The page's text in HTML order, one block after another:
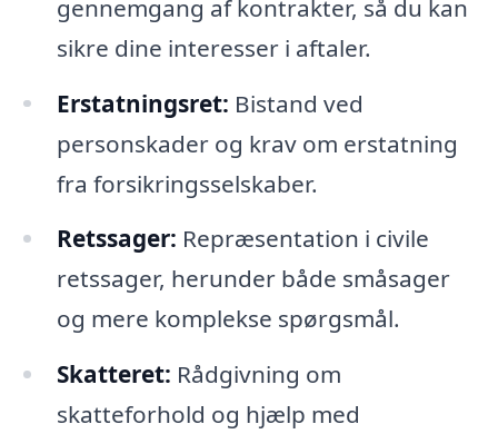
gennemgang af kontrakter, så du kan
sikre dine interesser i aftaler.
Erstatningsret: Bistand ved
personskader og krav om erstatning
fra forsikringsselskaber.
Retssager: Repræsentation i civile
retssager, herunder både småsager
og mere komplekse spørgsmål.
Skatteret: Rådgivning om
skatteforhold og hjælp med